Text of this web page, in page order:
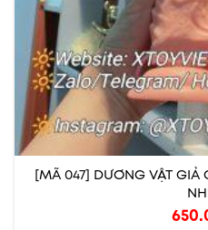
[MÃ 047] DƯƠNG VẬT